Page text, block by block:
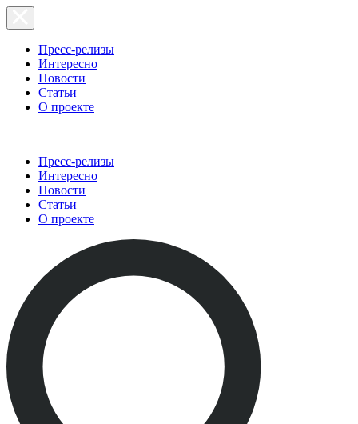
Пресс-релизы
Интересно
Новости
Статьи
О проекте
Пресс-релизы
Интересно
Новости
Статьи
О проекте